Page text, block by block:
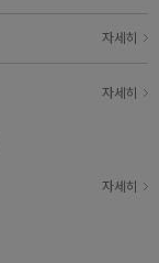
자세히
자세히
자세히